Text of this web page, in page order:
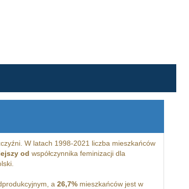
W latach 1998-2021 liczba mieszkańców
od współczynnika feminizacji dla
a 26,7%mieszkańców jest w